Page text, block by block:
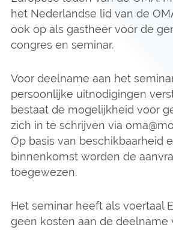
het Nederlandse lid van de
ook op als gastheer voor de
congres en seminar.
Voor deelname aan het
persoonlijke uitnodigingen
bestaat de mogelijkheid voor
zich in te schrijven via
Op basis van beschikbaarheid
binnenkomst worden de
toegewezen.
Het seminar heeft als voertaal
geen kosten aan de deelname